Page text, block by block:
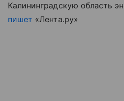
Калининградскую область
пишет «Лента.ру»